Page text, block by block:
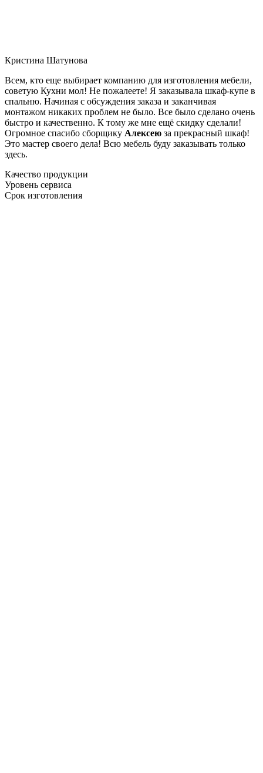
Кристина Шатунова
Всем, кто еще выбирает компанию для изготовления мебели,
советую Кухни мол! Не пожалеете! Я заказывала шкаф-купе в
спальню. Начиная с обсуждения заказа и заканчивая
монтажом никаких проблем не было. Все было сделано очень
быстро и качественно. К тому же мне ещё скидку сделали!
Огромное спасибо сборщику Алексею за прекрасный шкаф!
Это мастер своего дела! Всю мебель буду заказывать только
здесь.
Качество продукции
Уровень сервиса
Срок изготовления